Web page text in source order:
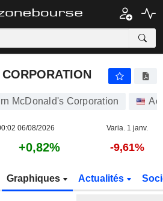
McDonald's Corporation
06/08/2026 Varia. 1 janv.
+0,82% -9,61%
Graphiques Actualités